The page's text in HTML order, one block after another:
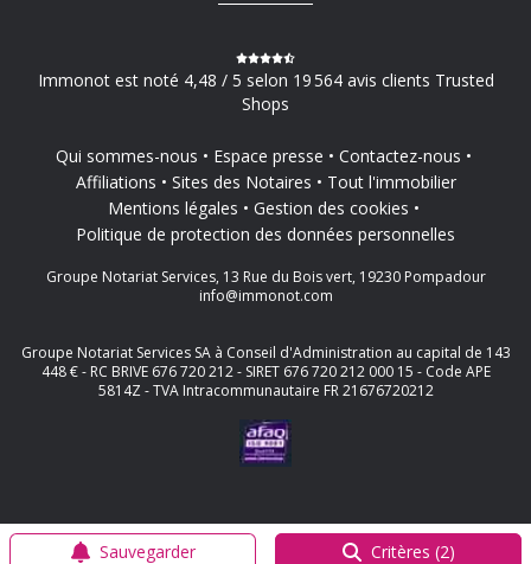
Sauvegarder Critères (2)
Immonot est noté 4,48 / 5 selon 19 564 avis clients Trusted
Shops
Qui sommes-nous Espace presse
Contactez-nous
Affiliations
Sites des Notaires
Tout l'immobilier
Mentions légales
Gestion des cookies
Politique de protection des données personnelles
Groupe Notariat Services, 13 Rue du Bois vert, 19230 Pompadour
info@immonot.com
Groupe Notariat Services SA à Conseil d'Administration au capital de 143
448 € - RC BRIVE 676 720 212 - SIRET 676 720 212 000 15 - Code APE
5814Z - TVA Intracommunautaire FR 21676720212